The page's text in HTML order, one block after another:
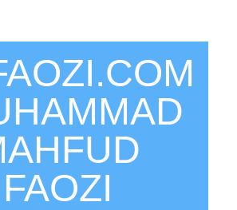
FAOZI